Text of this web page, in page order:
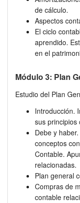
de cálculo.
Aspectos
El ciclo
aprendido.
en el
Módulo 3: Plan
Estudio del Plan
Introducción.
sus principios
Debe y
conceptos
Contable.
relacionadas.
Plan general
Compras de
contable